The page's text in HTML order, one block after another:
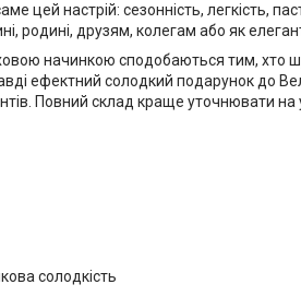
цей настрій: сезонність, легкість,
родині, друзям, колегам або як
начинкою сподобаються тим, хто
ефектний солодкий подарунок до
Повний склад краще уточнювати на
солодкість